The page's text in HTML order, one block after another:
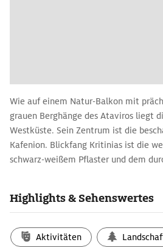
Wie auf einem Natur-Balkon mit
grauen Berghänge des Ataviros liegt
Westküste. Sein Zentrum ist die
Kafenion. Blickfang Kritinias ist die
schwarz-weißem Pflaster und dem
Johanniterfestung entlang der
Südlich des Ortes liegt das kleine
Agios Ioannis Prodromos.
Highlights & Sehenswertes
Aktivitäten